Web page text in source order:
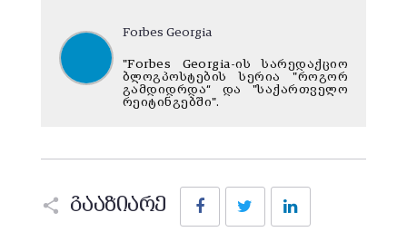
Forbes Georgia
"Forbes Georgia-ის სარედაქციო
ბლოგპოსტების სერია "როგორ
გამდიდრდა“ და "საქართველო
რეიტინგებში".
გააზიარე
FacebookTwitter